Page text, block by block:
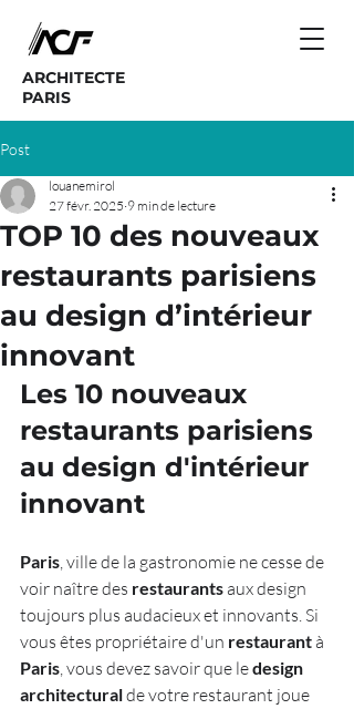
ARCHITECTE
PARIS
Post
TOP 10 des nouveaux
restaurants parisiens
au design d’intérieur
innovant
louanemirol
27 févr. 2025 9 min de lecture
Les 10 nouveaux
restaurants parisiens
au design d'intérieur
innovant
Paris, ville de la gastronomie ne cesse de
voir naître des restaurants aux design
toujours plus audacieux et innovants. Si
vous êtes propriétaire d'un restaurant à
Paris, vous devez savoir que le design
architectural de votre restaurant joue